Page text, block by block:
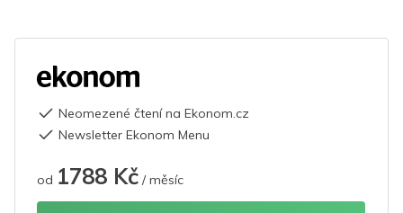
Neomezené čtení na Ekonom.cz
Newsletter Ekonom Menu
od 1788 Kč / měsíc